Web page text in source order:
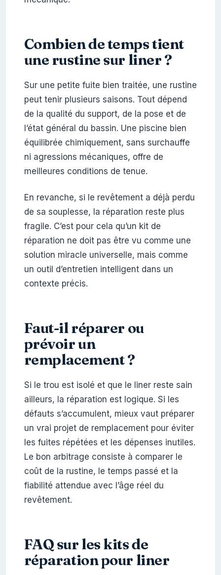
Combien de temps tient
une rustine sur liner ?
Sur une petite fuite bien traitée, une rustine
peut tenir plusieurs saisons. Tout dépend
de la qualité du support, de la pose et de
l’état général du bassin. Une piscine bien
équilibrée chimiquement, sans surchauffe
ni agressions mécaniques, offre de
meilleures conditions de tenue.
En revanche, si le revêtement a déjà perdu
de sa souplesse, la réparation reste plus
fragile. C’est pour cela qu’un kit de
réparation ne doit pas être vu comme une
solution miracle universelle, mais comme
un outil d’entretien intelligent dans un
contexte précis.
Faut-il réparer ou
prévoir un
remplacement ?
Si le trou est isolé et que le liner reste sain
ailleurs, la réparation est logique. Si les
défauts s’accumulent, mieux vaut préparer
un vrai projet de remplacement pour éviter
les fuites répétées et les dépenses inutiles.
Le bon arbitrage consiste à comparer le
coût de la rustine, le temps passé et la
fiabilité attendue avec l’âge réel du
revêtement.
FAQ sur les kits de
réparation pour liner